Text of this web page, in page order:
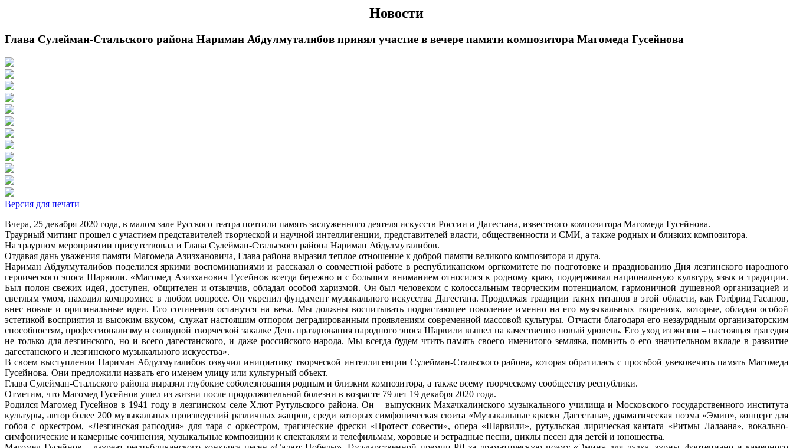
Новости
Глава Сулейман-Стальского района Нариман Абдулмуталибов принял участие в вечере памяти композитора Магомеда Гусейнова
Версия для печати
Вчера, 25 декабря 2020 года, в малом зале Русского театра почтили память заслуженного деятеля искусств России и Дагестана, известного композитора Магомеда Гусейнова.
Траурный митинг прошел с участием представителей творческой и научной интеллигенции, представителей власти, общественности и СМИ, а также родных и близких композитора.
На траурном мероприятии присутствовал и Глава Сулейман-Стальского района Нариман Абдулмуталибов.
Отдавая дань уважения памяти Магомеда Азизхановича, Глава района выразил теплое отношение к доброй памяти великого композитора и друга.
Нариман Абдулмуталибов поделился яркими воспоминаниями и рассказал о совместной работе в республиканском оргкомитете по подготовке и празднованию Дня лезгинского народного
героического эпоса Шарвили. «Магомед Азизханович Гусейнов всегда бережно и с большим вниманием относился к родному краю, поддерживал национальную культуру, язык и традиции.
Был полон свежих идей, доступен, общителен и отзывчив, обладал особой харизмой. Он был человеком с колоссальным творческим потенциалом, гармоничной душевной организацией и
светлым умом, находил компромисс в любом вопросе. Он укрепил фундамент музыкального искусства Дагестана. Продолжая традиции таких титанов в этой области, как Готфрид Гасанов,
внес новые и оригинальные идеи. Его сочинения останутся на века. Мы должны воспитывать подрастающее поколение именно на его музыкальных творениях, которые, обладая особой
эстетикой восприятия и высоким вкусом, служат настоящим отпором деградированным проявлениям современной массовой культуры. Отчасти благодаря его незаурядным организаторским
способностям, профессионализму и солидной творческой закалке День празднования народного эпоса Шарвили вышел на качественно новый уровень. Его уход из жизни – настоящая трагедия
не только для лезгинского, но и всего дагестанского, и даже российского народа. Мы всегда будем чтить память своего именитого земляка, помнить о его значительном вкладе в развитие
дагестанского и лезгинского музыкального искусства».
В своем выступлении Нариман Абдулмуталибов озвучил инициативу творческой интеллигенции Сулейман-Стальского района, которая обратилась с просьбой увековечить память Магомеда
Гусейнова. Они предложили назвать его именем улицу или культурный объект.
Глава Сулейман-Стальского района выразил глубокие соболезнования родным и близким композитора, а также всему творческому сообществу республики.
Отметим, что Магомед Гусейнов ушел из жизни после продолжительной болезни в возрасте 79 лет 19 декабря 2020 года.
Родился Магомед Гусейнов в 1941 году в лезгинском селе Хлют Рутульского района. Он – выпускник Махачкалинского музыкального училища и Московского государственного института
культуры, автор более 200 музыкальных произведений различных жанров, среди которых симфоническая сюита «Музыкальные краски Дагестана», драматическая поэма «Эмин», концерт для
гобоя с оркестром, «Лезгинская рапсодия» для тара с оркестром, трагические фрески «Протест совести», опера «Шарвили», рутульская лирическая кaнтата «Ритмы Лалаана», вокально-
симфонические и камерные сочинения, музыкальные композиции к спектаклям и телефильмам, хоровые и эстрадные песни, циклы песен для детей и юношества.